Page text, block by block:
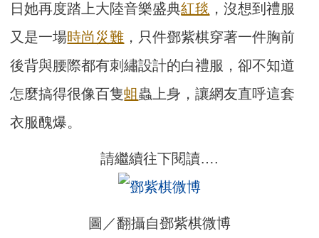
日她再度踏上大陸音樂盛典紅毯 ，沒想到禮服
又是一場時尚災難 ，只件鄧紫棋穿著一件胸前
後背與腰際都有刺繡設計的白禮服，卻不知道
怎麼搞得很像百隻蛆 蟲上身，讓網友直呼這套
衣服醜爆。
請繼續往下閱讀….
圖／翻攝自鄧紫棋微博